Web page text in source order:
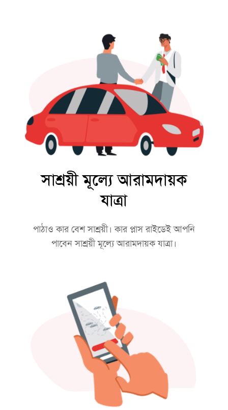
সাশ্রয়ী মূল্যে আরামদায়ক
যাত্রা
পাঠাও কার বেশ সাশ্রয়ী। কার প্লাস রাইডেই আপনি
পাবেন সাশ্রয়ী মূল্যে আরামদায়ক যাত্রা।